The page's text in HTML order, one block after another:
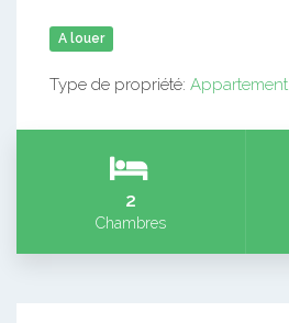
A louer
Type de propriété: Appartement
2
Chambres